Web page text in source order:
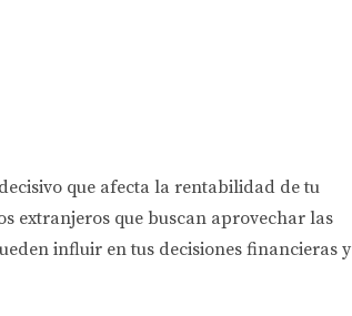
que afecta la rentabilidad de tu
extranjeros que buscan aprovechar las
influir en tus decisiones financieras y